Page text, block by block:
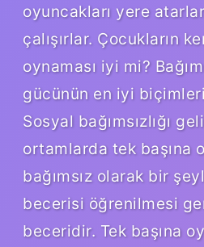
oyuncakları yere
çalışırlar. Çocukların
oynaması iyi mi?
gücünün en iyi
Sosyal bağımsızlığı
ortamlarda tek başına
bağımsız olarak bir
becerisi öğrenilmesi
beceridir. Tek başına